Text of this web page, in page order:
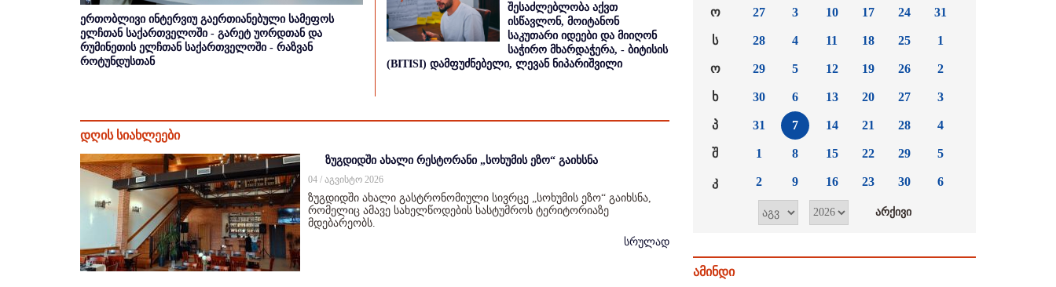
ერთობლივი ინტერვიუ გაერთიანებული სამეფოს
ელჩთან საქართველოში - გარეტ უორდთან და
რუმინეთის ელჩთან საქართველოში - რაზვან
როტუნდუსთან
შესაძლებლობა აქვთ
ისწავლონ, მოიტანონ
საკუთარი იდეები და მიიღონ
საჭირო მხარდაჭერა, - ბიტისის
(BITISI) დამფუძნებელი, ლევან ნიპარიშვილი
დღის სიახლეები
ზუგდიდში ახალი რესტორანი „სოხუმის ეზო“ გაიხსნა
04 / აგვისტო 2026
ზუგდიდში ახალი გასტრონომიული სივრცე „სოხუმის ეზო“ გაიხსნა,
რომელიც ამავე სახელწოდების სასტუმროს ტერიტორიაზე
მდებარეობს.
სრულად
ო
ს
ო
ხ
პ
შ
კ
27
28
29
30
31
1
2
3
4
5
6
7
8
9
10
11
12
13
14
15
16
17
18
19
20
21
22
23
24
25
26
27
28
29
30
31
1
2
3
4
5
6
ამინდი